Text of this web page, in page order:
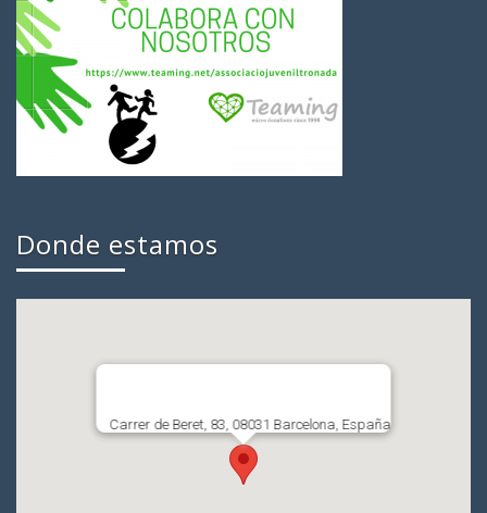
Donde estamos
Carrer de Beret, 83, 08031 Barcelona, España